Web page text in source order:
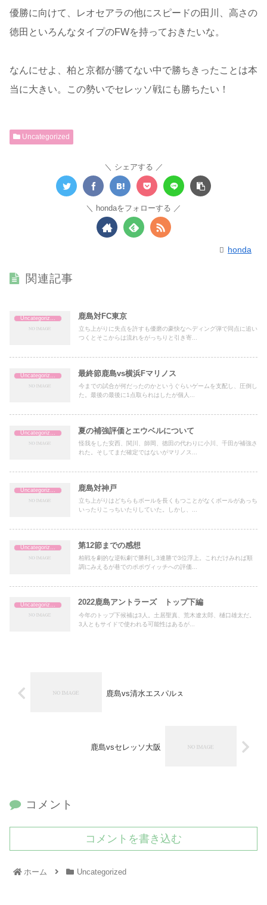
優勝に向けて、レオセアラの他にスピードの田川、高さの
徳田といろんなタイプのFWを持っておきたいな。
なんにせよ、柏と京都が勝てない中で勝ちきったことは本
当に大きい。この勢いでセレッソ戦にも勝ちたい！
Uncategorized
シェアする
hondaをフォローする
honda
関連記事
Uncategorized 鹿島対FC東京
立ち上がりに失点を許すも優磨の豪快なヘディング弾で同点に追い
つくとそこからは流れをがっちりと引き寄...
Uncategorized 最終節鹿島vs横浜Fマリノス
今までの試合が何だったのかというぐらいゲームを支配し、圧倒し
た。最後の最後に1点取られはしたが個人...
Uncategorized 夏の補強評価とエウベルについて
怪我をした安西、関川、師岡、徳田の代わりに小川、千田が補強さ
れた。そしてまだ確定ではないがマリノス...
鹿島対神戸
立ち上がりはどちらもボールを長くもつことがなくボールがあっち
いったりこっちいたりしていた。しかし、...
第12節までの感想
柏戦を劇的な逆転劇で勝利し3連勝で3位浮上。これだけみれば順
調にみえるが巷でのポポヴィッチへの評価...
2022鹿島アントラーズ トップ下編
今年のトップ下候補は3人。土居聖真、荒木遼太郎、樋口雄太だ。
3人ともサイドで使われる可能性はあるが...
鹿島vs清水エスパルㇲ
鹿島vsセレッソ大阪
コメント
コメントを書き込む
ホーム Uncategorized